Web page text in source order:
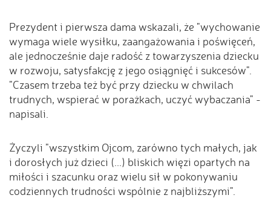
Prezydent i pierwsza dama wskazali, że "wychowanie
wymaga wiele wysiłku, zaangażowania i poświęceń,
ale jednocześnie daje radość z towarzyszenia dziecku
w rozwoju, satysfakcję z jego osiągnięć i sukcesów".
"Czasem trzeba też być przy dziecku w chwilach
trudnych, wspierać w porażkach, uczyć wybaczania" -
napisali.
Życzyli "wszystkim Ojcom, zarówno tych małych, jak
i dorosłych już dzieci (...) bliskich więzi opartych na
miłości i szacunku oraz wielu sił w pokonywaniu
codziennych trudności wspólnie z najbliższymi".